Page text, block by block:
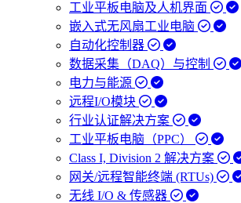
工业平板电脑及人机界面
嵌入式无风扇工业电脑
自动化控制器
数据采集（DAQ）与控制
电力与能源
远程I/O模块
行业认证解决方案
工业平板电脑（PPC）
Class I, Division 2 解决方案
网关/远程智能终端 (RTUs)
无线 I/O & 传感器